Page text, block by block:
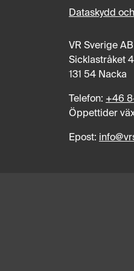
Dataskydd
VR Sverige AB
Sicklastråket 4
131 54 Nacka
Telefon: +46
Öppettider
Epost: